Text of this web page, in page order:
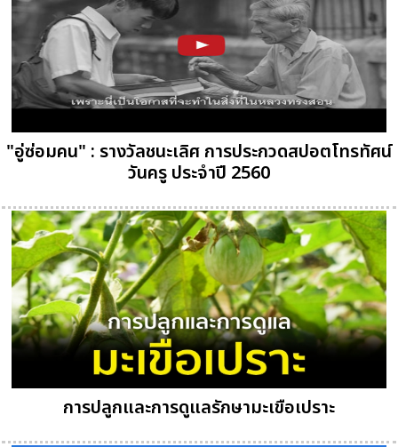
"อู่ซ่อมคน" : รางวัลชนะเลิศ การประกวดสปอตโทรทัศน์
วันครู ประจำปี 2560
การปลูกและการดูแลรักษามะเขือเปราะ